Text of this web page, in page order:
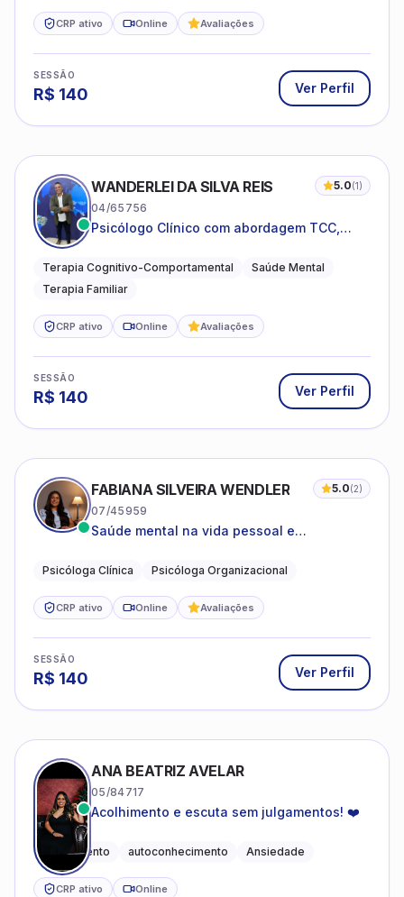
CRP ativo Online Avaliações
SESSÃO
R$ 140 Ver Perfil
WANDERLEI DA SILVA REIS 5.0(1)
04/65756
Psicólogo Clínico com abordagem TCC,
sistêmica
Terapia Cognitivo-Comportamental
Saúde Mental
Terapia Familiar
CRP ativo Online Avaliações
SESSÃO
R$ 140 Ver Perfil
FABIANA SILVEIRA WENDLER 5.0(2)
07/45959
Saúde mental na vida pessoal e
Psicóloga Clínica Psicóloga Organizacional
CRP ativo Online Avaliações
SESSÃO
R$ 140 Ver Perfil
ANA BEATRIZ AVELAR
05/84717
Acolhimento e escuta sem julgamentos! ❤️
Acolhimento autoconhecimento Ansiedade
CRP ativo Online